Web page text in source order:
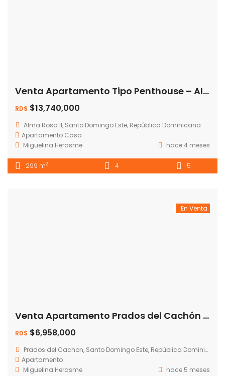
Venta Apartamento Tipo Penthouse – Alama Rosa II Oportunidad 💰 Precio: RD$13,740,000
RD$ $13,740,000
Alma Rosa II, Santo Domingo Este, República Dominicana
Apartamento Casa
Miguelina Herasme
hace 4 meses
299 m2 4 5
En Venta
Venta Apartamento Prados del Cachón – Santo Domingo Este -💰 Precio: RD$ 6,958,861.76
RD$ $6,958,000
Prados del Cachon, Santo Domingo Este, República Dominicana
Apartamento
Miguelina Herasme
hace 5 meses